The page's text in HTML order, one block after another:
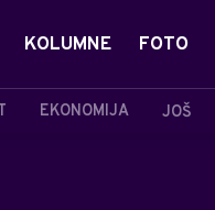
EKONOMIJA JOŠ
KOLUMNE FOTO